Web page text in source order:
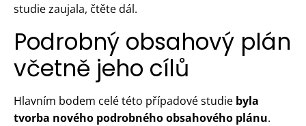
studie zaujala, čtěte dál.
Podrobný obsahový plán
včetně jeho cílů
Hlavním bodem celé této případové studie byla
tvorba nového podrobného obsahového plánu.